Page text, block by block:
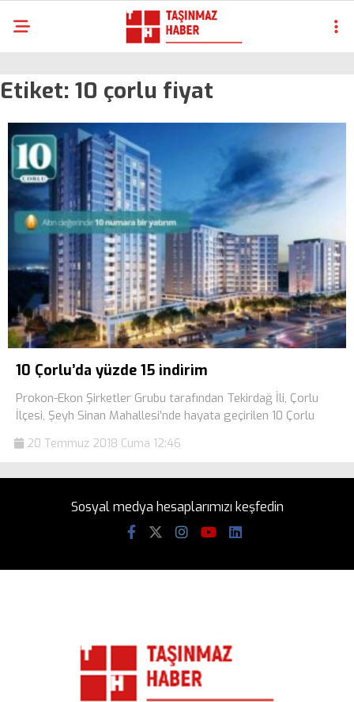
Etiket: 10 çorlu fiyat
10 Çorlu’da yüzde 15 indirim
Prokon-Ekon Şirketler Grubu tarafından Tekirdağ İli, Çorlu
İlçesi, Şeyh Sinan Mahallesi’nde hayata geçirilen 10 Çorlu
20 Temmuz 2018 Cuma 12:46
Sosyal medya hesaplarımızı keşfedin